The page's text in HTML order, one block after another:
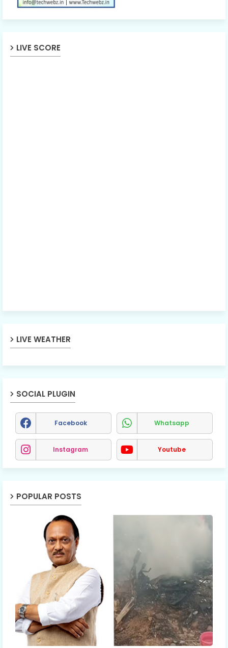
LIVE SCORE
LIVE WEATHER
SOCIAL PLUGIN
Facebook Whatsapp
Instagram Youtube
POPULAR POSTS